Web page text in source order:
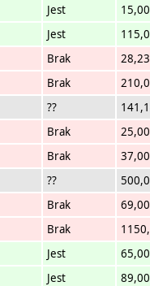
Jest
Jest
Brak
Brak
??
Brak
Brak
??
Brak
Brak
Jest
Jest